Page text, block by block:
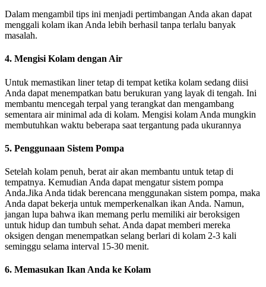
Dalam mengambil tips ini menjadi pertimbangan Anda akan dapat
menggali kolam ikan Anda lebih berhasil tanpa terlalu banyak
masalah.
4. Mengisi Kolam dengan Air
Untuk memastikan liner tetap di tempat ketika kolam sedang diisi
Anda dapat menempatkan batu berukuran yang layak di tengah. Ini
membantu mencegah terpal yang terangkat dan mengambang
sementara air minimal ada di kolam. Mengisi kolam Anda mungkin
membutuhkan waktu beberapa saat tergantung pada ukurannya
5. Penggunaan Sistem Pompa
Setelah kolam penuh, berat air akan membantu untuk tetap di
tempatnya. Kemudian Anda dapat mengatur sistem pompa
Anda.Jika Anda tidak berencana menggunakan sistem pompa, maka
Anda dapat bekerja untuk memperkenalkan ikan Anda. Namun,
jangan lupa bahwa ikan memang perlu memiliki air beroksigen
untuk hidup dan tumbuh sehat. Anda dapat memberi mereka
oksigen dengan menempatkan selang berlari di kolam 2-3 kali
seminggu selama interval 15-30 menit.
6. Memasukan Ikan Anda ke Kolam